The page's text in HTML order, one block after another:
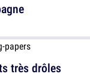
très drôles